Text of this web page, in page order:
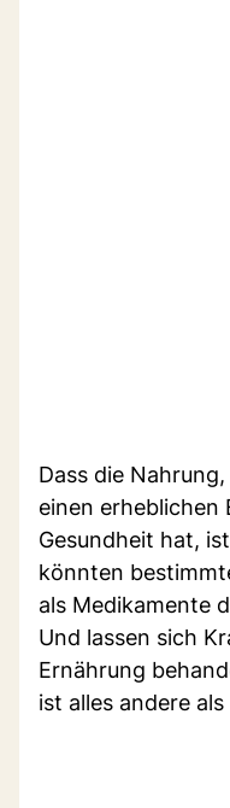
Dass die
einen erheblichen
Gesundheit hat,
könnten
als Medikamente
Und lassen sich
Ernährung
ist alles andere